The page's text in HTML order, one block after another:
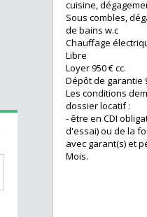
cuisine,
Sous combles,
de bains w.c
Chauffage
Libre
Loyer 950 € cc.
Dépôt de garantie
Les conditions
dossier locatif :
- être en CDI
d'essai) ou de la
avec garant(s) et
Mois.